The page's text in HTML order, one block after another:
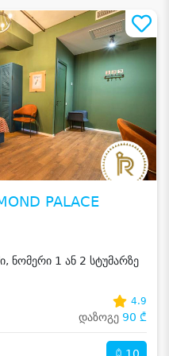
PALACE
ნომერი 1 ან 2 სტუმარზე
4.9
დაზოგე 90 ₾
10